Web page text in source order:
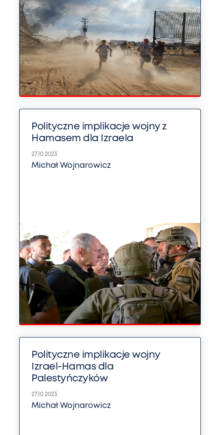
Polityczne implikacje wojny z
Hamasem dla Izraela
27.10.2023
Michał Wojnarowicz
Polityczne implikacje wojny
Izrael-Hamas dla
Palestyńczyków
27.10.2023
Michał Wojnarowicz